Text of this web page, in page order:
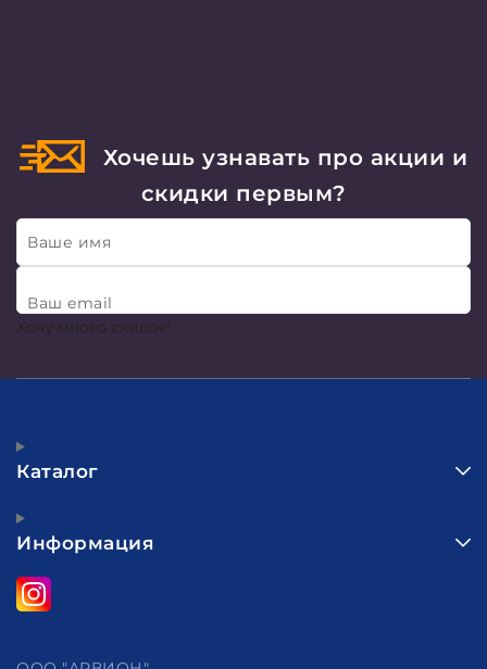
Хочешь узнавать про акции и
скидки первым?
Ваше имя
Ваш email
Хочу много скидок!
Каталог
Информация